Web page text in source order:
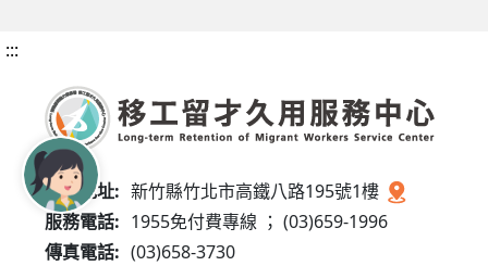
:::
服務地址: 新竹縣竹北市高鐵八路195號1樓
服務電話: 1955免付費專線 ； (03)659-1996
傳真電話: (03)658-3730